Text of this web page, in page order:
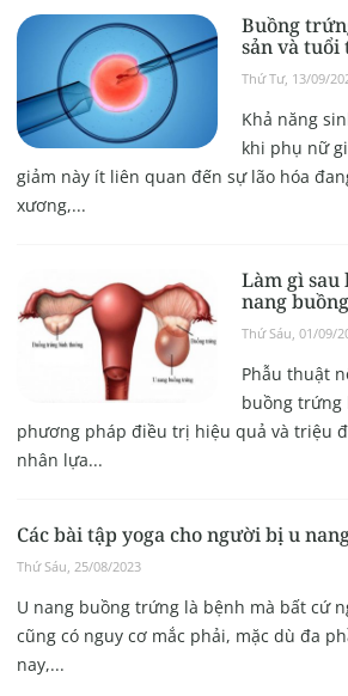
Buồng
sản và tuổi
Thứ Tư, 13/09/
Khả năng
khi phụ nữ
giảm này ít liên quan đến sự lão hóa
xương,...
Làm gì sau
nang
Thứ Sáu, 01/09/
Phẫu thuật
buồng trứng
phương pháp điều trị hiệu quả và triệu
nhân lựa...
Các bài tập yoga cho người bị u
Thứ Sáu, 25/08/2023
U nang buồng trứng là bệnh mà bất cứ
cũng có nguy cơ mắc phải, mặc dù đa
nay,...